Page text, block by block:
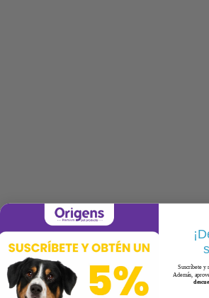
Suscríbete y
Además,